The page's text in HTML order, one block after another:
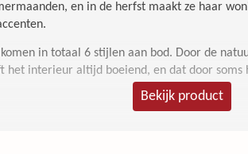
en in de herfst maakt ze haar
komen in totaal 6 stijlen aan bod. Door de
het interieur altijd boeiend, en dat door soms
Bekijk product